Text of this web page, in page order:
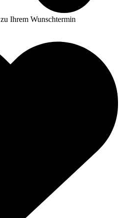
zu Ihrem Wunschtermin